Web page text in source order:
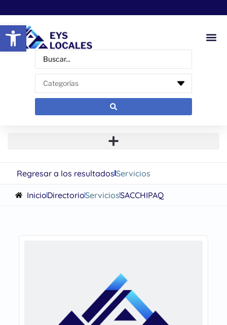
Abrir barra de herramientas
Regresar a los resultadosServicios
InicioDirectorioServiciosSACCHIPAQ